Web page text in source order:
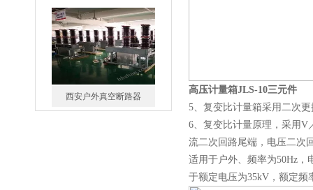
西安户外真空断路器
高压计量箱JLS-10三元件
5、复变比计量箱采用二次
6、复变比计量原理，采用V
流二次回路尾端，电压二次
适用于户外、频率为50Hz，
于额定电压为35kV，额定频